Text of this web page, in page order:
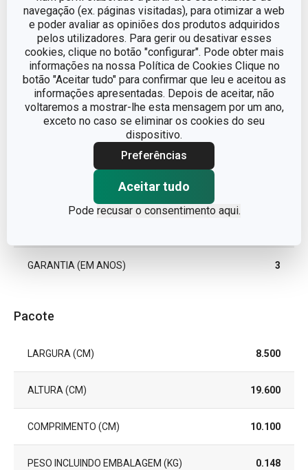
navegação (ex. páginas visitadas), para otimizar a web
e poder avaliar as opiniões dos produtos adquiridos
pelos utilizadores. Para gerir ou desativar esses
cookies, clique no botão "configurar". Pode obter mais
informações na nossa Política de Cookies Clique no
botão "Aceitar tudo" para confirmar que leu e aceitou as
informações apresentadas. Depois de aceitar, não
voltaremos a mostrar-lhe esta mensagem por um ano,
exceto no caso se eliminar os cookies do seu
dispositivo.
Preferências
Aceitar tudo
Pode recusar o consentimento aqui.
CATEGORIA
artigos para bebés e
crianças
LINHA DE PRODUTO PAPU PAPI
MATERIAL plástico com nanoCARE
Garrafas para crianças
GARANTIA (EM ANOS) 3
Pacote
LARGURA (CM) 8.500
ALTURA (CM) 19.600
COMPRIMENTO (CM) 10.100
PESO INCLUINDO EMBALAGEM (KG) 0.148